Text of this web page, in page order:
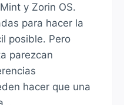
y Zorin OS.
para hacer la
posible. Pero
parezcan
hacer que una